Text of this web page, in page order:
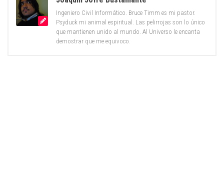
Ingeniero Civil Informático. Bruce Timm es mi pastor.
Psyduck mi animal espiritual. Las pelirrojas son lo único
que mantienen unido al mundo. Al Universo le encanta
demostrar que me equivoco.